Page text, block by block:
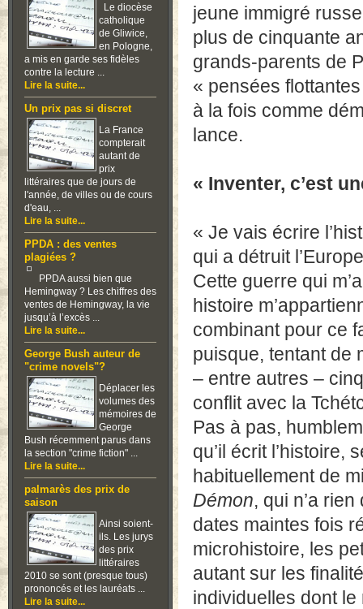
Le diocèse
catholique
de Gliwice,
en Pologne,
a mis en garde ses fidèles
contre la lecture ...
Lire la suite...
Un prix pas si discret
La France
compterait
autant de
prix
littéraires que de jours de
l'année, de villes ou de cours
d'eau, ...
Lire la suite...
PPDA : des ventes
plagiées ?
PPDA aussi bien que
Hemingway ? Les chiffres des
ventes de Hemingway, la vie
jusqu’à l’excès ...
Lire la suite...
George Bush auteur de
"crime novels"?
Déplacer les
volumes des
mémoires de
George
Bush récemment parus dans
la section "crime fiction" ...
Lire la suite...
palmarès des prix de
saison
Ainsi soient-
ils. Les jurys
des prix
littéraires
2010 se sont (presque tous)
prononcés et les lauréats ...
Lire la suite...
jeune immigré
plus de cinquante
grands-parents de
« pensées
à la fois comme
lance.
« Inventer, c’est
« Je vais écrire
qui a détruit
Cette guerre qui
histoire
combinant pour ce
puisque, tentant de
– entre autres –
conflit avec la
Pas à pas,
qu’il écrit l’histoire,
habituellement de
Démon, qui n’a
dates maintes fois
microhistoire, les
autant sur les
individuelles dont le